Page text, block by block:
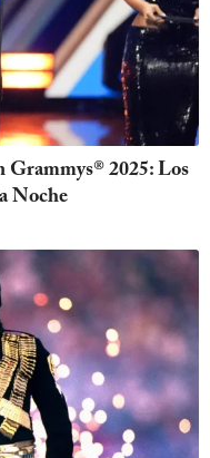
2025: Los
Noche